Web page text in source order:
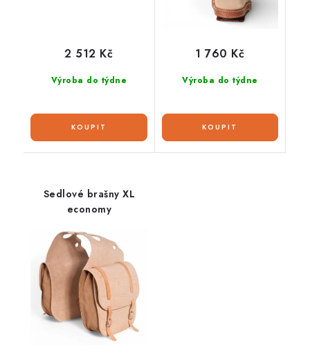
Výroba do týdne
2 512 Kč
Výroba do týdne
1 760 Kč
Sedlové brašny XL
economy